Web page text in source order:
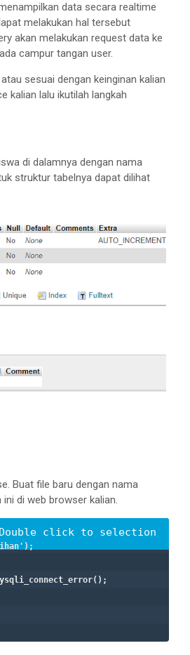
data secara realtime
melakukan hal tersebut
akan melakukan request data ke
campur tangan user.
sesuai dengan keinginan kalian
kalian lalu ikutilah langkah
di dalamnya dengan nama
struktur tabelnya dapat dilihat
Buat file baru dengan nama
di web browser kalian.